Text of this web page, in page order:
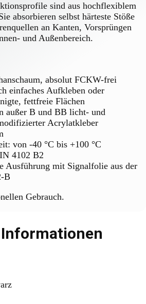
sind aus hochflexiblem
absorbieren selbst härteste Stöße
an Kanten, Vorsprüngen
und Außenbereich.
absolut FCKW-frei
einfaches Aufkleben oder
fettfreie Flächen
außer B und BB licht- und
Acrylatkleber
von -40 °C bis +100 °C
4102 B2
Ausführung mit Signalfolie aus der
B
Gebrauch.